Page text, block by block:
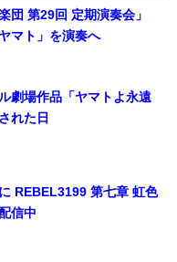
団 第29回 定期演奏会」
マト」を演奏へ
劇場作品「ヤマトよ永遠
れた日
REBEL3199 第七章 虹色
信中